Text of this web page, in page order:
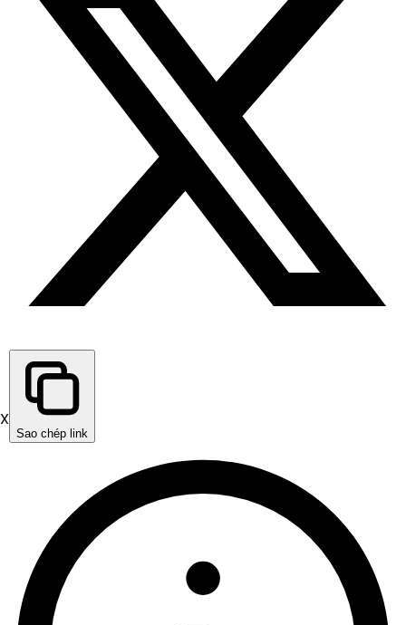
X
Sao chép link